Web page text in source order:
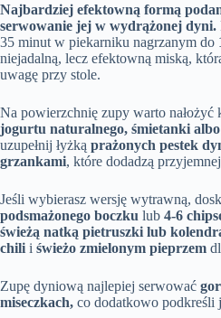
Najbardziej efektowną formą
serwowanie jej w wydrążonej dyni.
35 minut w piekarniku nagrzanym do
niejadalną, lecz efektowną miską,
uwagę przy stole.
Na powierzchnię zupy warto nałożyć
jogurtu naturalnego, śmietanki
uzupełnij łyżką prażonych pestek
grzankami, które dodadzą
Jeśli wybierasz wersję wytrawną,
podsmażonego boczku lub 4-6
świeżą natką pietruszki lub
chili i świeżo zmielonym pieprzem
Zupę dyniową najlepiej serwować
miseczkach, co dodatkowo podkreśli